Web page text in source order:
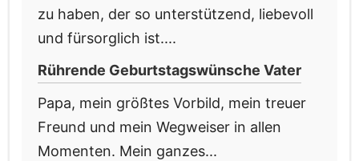
zu haben, der so unterstützend, liebevoll
und fürsorglich ist....
Rührende Geburtstagswünsche Vater
Papa, mein größtes Vorbild, mein treuer
Freund und mein Wegweiser in allen
Momenten. Mein ganzes...